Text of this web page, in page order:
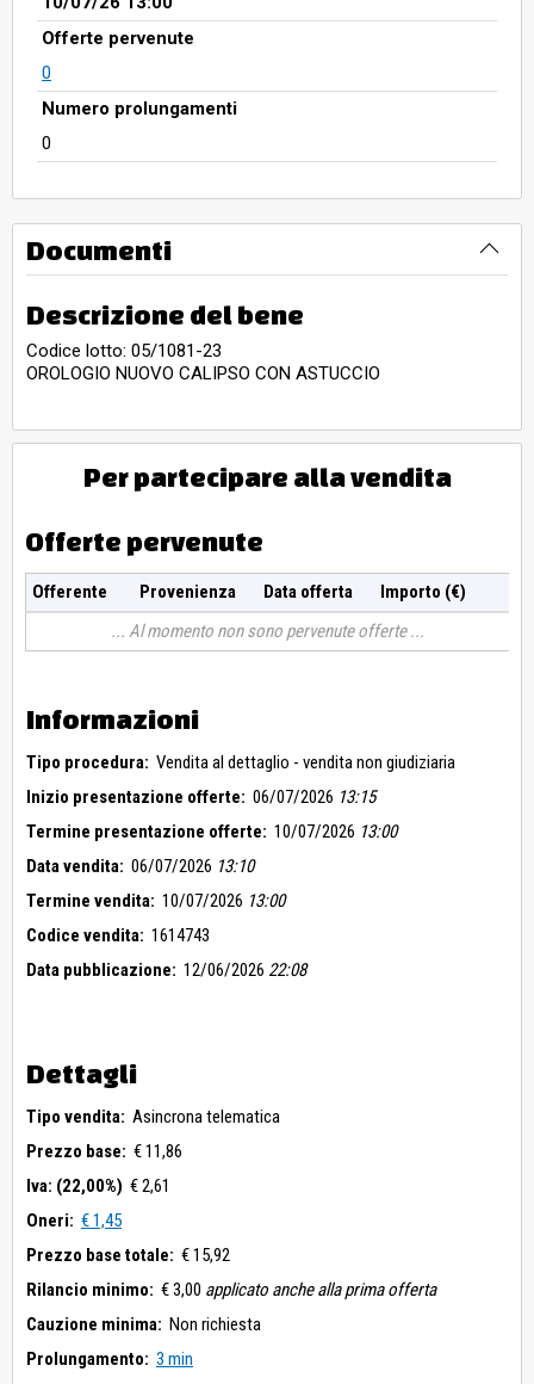
Offerte pervenute
0
Numero prolungamenti
0
Documenti
Descrizione del bene
Codice lotto: 05/1081-23
OROLOGIO NUOVO CALIPSO CON ASTUCCIO
Per partecipare alla vendita
Offerte pervenute
Offerente Provenienza Data offerta
Importo (€)
Al momento non sono pervenute offerte
Informazioni
Tipo procedura: Vendita al dettaglio - vendita non giudiziaria
Inizio presentazione offerte: 06/07/2026 13:15
Termine presentazione offerte: 10/07/2026 13:00
Data vendita: 06/07/2026 13:10
Termine vendita: 10/07/2026 13:00
Codice vendita: 1614743
Data pubblicazione: 12/06/2026 22:08
Dettagli
Tipo vendita: Asincrona telematica
Prezzo base: € 11,86
Iva: (22,00%) € 2,61
Oneri: € 1,45
Prezzo base totale: € 15,92
Rilancio minimo: € 3,00 applicato anche alla prima offerta
Cauzione minima: Non richiesta
Prolungamento: 3 min